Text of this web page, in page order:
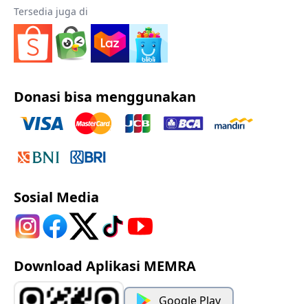
Tersedia juga di
Donasi bisa menggunakan
Sosial Media
Download Aplikasi MEMRA
Google Play